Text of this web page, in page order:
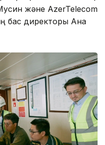
және AzerTelecom
бас директоры Ана